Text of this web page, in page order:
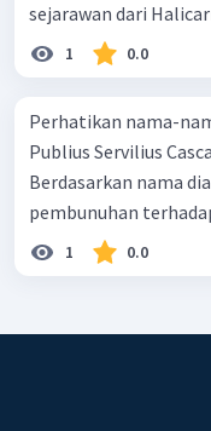
sejarawan dari
1 0.0
Perhatikan nama-nama di
Publius Servilius Casca Longus
Berdasarkan nama
pembunuhan
1 0.0